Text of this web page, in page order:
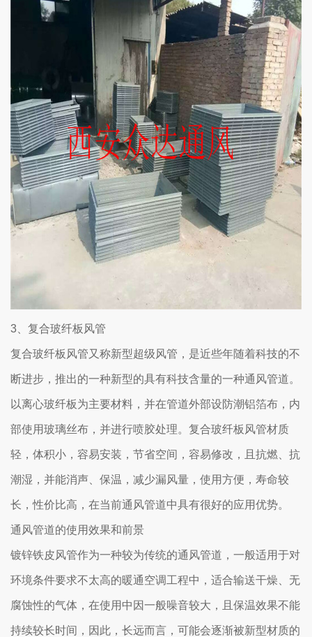
3、复合玻纤板风管
复合玻纤板风管又称新型超级风管，是近些年随着科技的不
断进步，推出的一种新型的具有科技含量的一种通风管道。
以离心玻纤板为主要材料，并在管道外部设防潮铝箔布，内
部使用玻璃丝布，并进行喷胶处理。复合玻纤板风管材质
轻，体积小，容易安装，节省空间，容易修改，且抗燃、抗
潮湿，并能消声、保温，减少漏风量，使用方便，寿命较
长，性价比高，在当前通风管道中具有很好的应用优势。
通风管道的使用效果和前景
镀锌铁皮风管作为一种较为传统的通风管道，一般适用于对
环境条件要求不太高的暖通空调工程中，适合输送干燥、无
腐蚀性的气体，在使用中因一般噪音较大，且保温效果不能
持续较长时间，因此，长远而言，可能会逐渐被新型材质的